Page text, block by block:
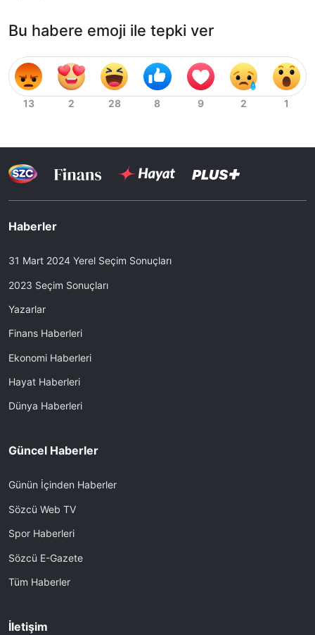
Bu habere emoji ile tepki ver
Haberler
31 Mart 2024 Yerel Seçim Sonuçları
2023 Seçim Sonuçları
Yazarlar
Finans Haberleri
Ekonomi Haberleri
Hayat Haberleri
Dünya Haberleri
Güncel Haberler
Günün İçinden Haberler
Sözcü Web TV
Spor Haberleri
Sözcü E-Gazete
Tüm Haberler
İletişim